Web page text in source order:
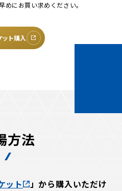
にお買い求めください。
ット購入
方法
ット
」から購入いただけ